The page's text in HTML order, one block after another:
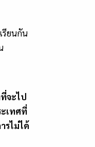
รียนกัน
จะไป
เทศที่
รไม่ได้